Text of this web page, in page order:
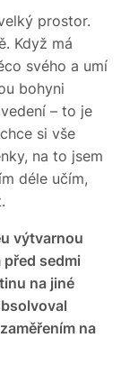
prostor.
Když má
svého a umí
bohyni
– to je
si vše
na to jsem
déle učím,
výtvarnou
sedmi
na jiné
na